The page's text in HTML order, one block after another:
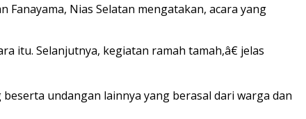
Fanayama, Nias Selatan mengatakan, acara yang
itu. Selanjutnya, kegiatan ramah tamah,â€ jelas
undangan lainnya yang berasal dari warga dan